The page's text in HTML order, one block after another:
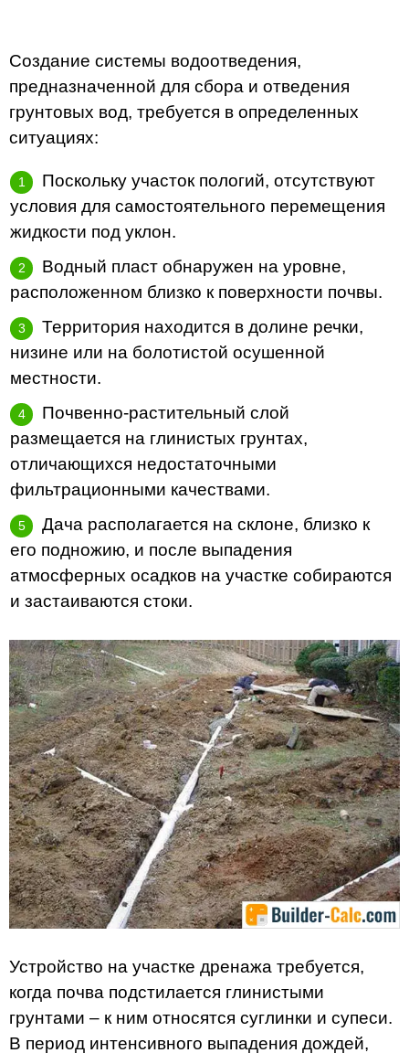
Создание системы водоотведения,
предназначенной для сбора и отведения
грунтовых вод, требуется в определенных
ситуациях:
Поскольку участок пологий, отсутствуют
условия для самостоятельного перемещения
жидкости под уклон.
Водный пласт обнаружен на уровне,
расположенном близко к поверхности почвы.
Территория находится в долине речки,
низине или на болотистой осушенной
местности.
Почвенно-растительный слой
размещается на глинистых грунтах,
отличающихся недостаточными
фильтрационными качествами.
Дача располагается на склоне, близко к
его подножию, и после выпадения
атмосферных осадков на участке собираются
и застаиваются стоки.
Устройство на участке дренажа требуется,
когда почва подстилается глинистыми
грунтами – к ним относятся суглинки и супеси.
В период интенсивного выпадения дождей,